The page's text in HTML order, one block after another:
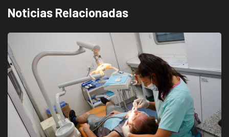
Noticias Relacionadas